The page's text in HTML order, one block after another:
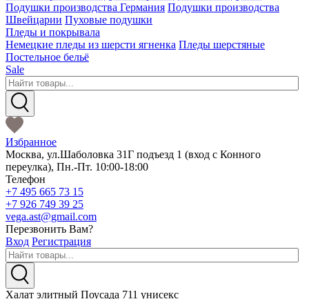
Подушки производства Германия Подушки производства
Швейцарии Пуховые подушки
Пледы и покрывала
Немецкие пледы из шерсти ягненка Пледы шерстяные
Постельное бельё
Sale
Избранное
Москва, ул.Шаболовка 31Г подъезд 1 (вход с Конного
переулка), Пн.-Пт. 10:00-18:00
Телефон
+7 495 665 73 15
+7 926 749 39 25
vega.ast@gmail.com
Перезвонить Вам?
Вход Регистрация
Халат элитный Поусада 711 унисекс